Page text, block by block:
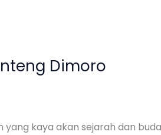
Dimoro
kaya akan sejarah dan